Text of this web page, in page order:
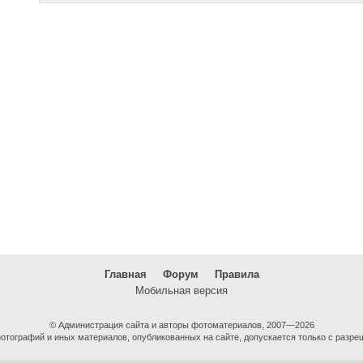
Главная Форум
Правила
Мобильная версия
© Администрация сайта и авторы фотоматериалов, 2007—2026
и иных материалов, опубликованных на сайте, допускается только с